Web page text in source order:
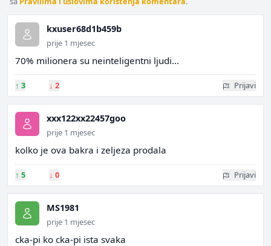
kxuser68d1b459b
prije 1 mjesec
70% milionera su neinteligentni ljudi...
↑ 3 ↓ 2 Prijavi
xxx122xx22457goo
prije 1 mjesec
kolko je ova bakra i zeljeza prodala
↑ 5 ↓ 0 Prijavi
MS1981
prije 1 mjesec
cka-pi ko cka-pi ista svaka